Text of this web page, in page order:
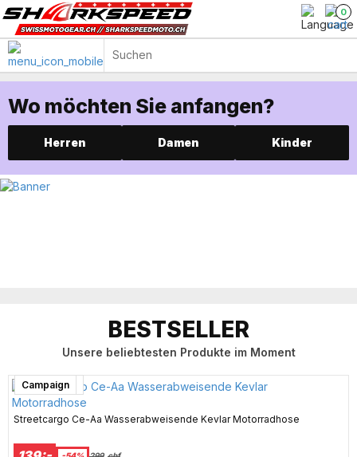
0
Wo möchten Sie anfangen?
Herren Damen Kinder
BESTSELLER
Unsere beliebtesten Produkte im Moment
Kundfavorit
Streetcargo Ce-Aa Wasserabweisende Kevlar Motorradhose
Super sale
Super sale
Kundfavorit
Campaign